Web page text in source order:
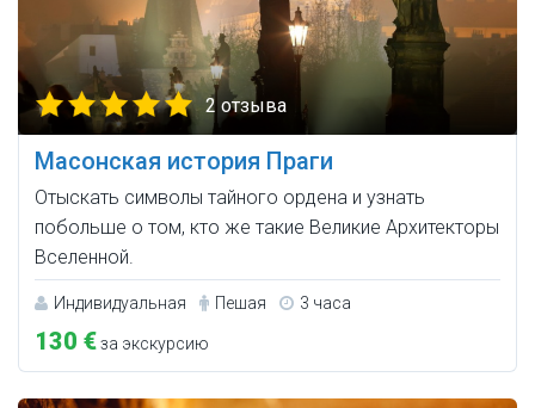
2 отзыва
Масонская история Праги
Отыскать символы тайного ордена и узнать
побольше о том, кто же такие Великие Архитекторы
Вселенной.
Индивидуальная Пешая 3 часа
130 €за экскурсию